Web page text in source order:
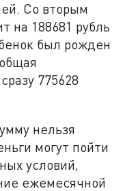
Со вторым
на 188681 рубль
был рожден
775628
нельзя
могут пойти
условий,
ежемесячной